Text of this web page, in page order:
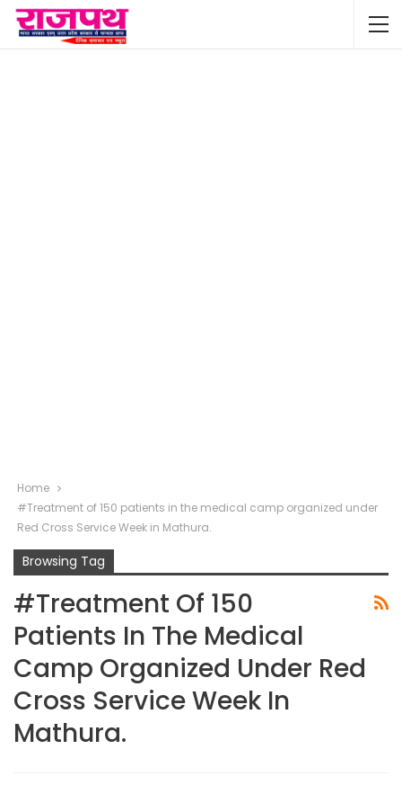
Home
#Treatment of 150 patients in the medical camp organized under
Red Cross Service Week in Mathura.
Browsing Tag
#Treatment Of 150
Patients In The Medical
Camp Organized Under Red
Cross Service Week In
Mathura.